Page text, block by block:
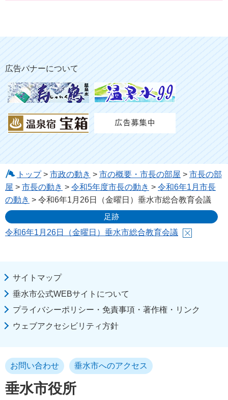
広告バナーについて
トップ> 市政の動き > 市の概要・市長の部屋 > 市長の部
屋 > 市長の動き > 令和5年度市長の動き > 令和6年1月市長
の動き > 令和6年1月26日（金曜日）垂水市総合教育会議
足跡
令和6年1月26日（金曜日）垂水市総合教育会議
サイトマップ
垂水市公式WEBサイトについて
プライバシーポリシー・免責事項・著作権・リンク
ウェブアクセシビリティ方針
垂水市役所
お問い合わせ 垂水市へのアクセス